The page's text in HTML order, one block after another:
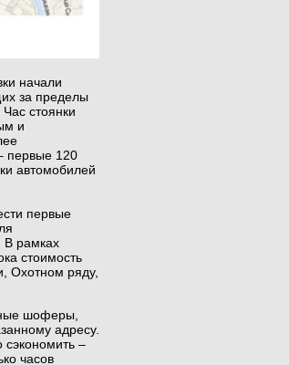
начали
за пределы
стоянки
и
первые 120
автомобилей
первые
В рамках
стоимость
Охотном ряду,
шоферы,
адресу.
–
часов